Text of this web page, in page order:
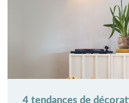
4 tendances de